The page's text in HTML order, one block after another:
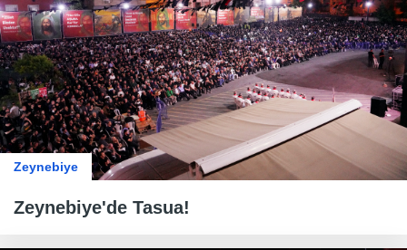
Zeynebiye
Zeynebiye'de Tasua!